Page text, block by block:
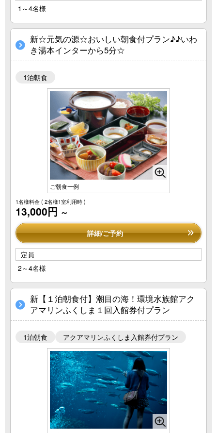
1～4名様
新☆元気の源☆おいしい朝食付プラン♪♪いわ
き湯本インターから5分☆
1泊朝食
ご朝食一例
1名様料金( 2名様1室利用時 )
13,000円 ～
詳細/ご予約
定員
2～4名様
新【１泊朝食付】潮目の海！環境水族館アク
アマリンふくしま１回入館券付プラン
1泊朝食 アクアマリンふくしま入館券付プラン